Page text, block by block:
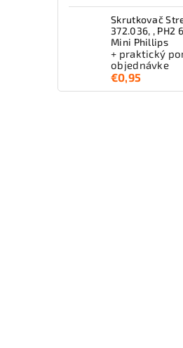
Skrutkovač
372.036, , PH2
Mini Phillips
+ praktický
objednávke
€0,95